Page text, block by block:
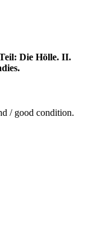
Die Hölle. II.
/ good condition.